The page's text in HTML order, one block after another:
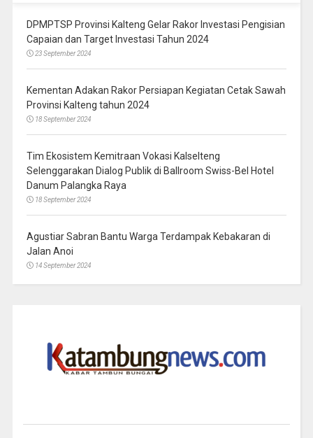
DPMPTSP Provinsi Kalteng Gelar Rakor Investasi Pengisian
Capaian dan Target Investasi Tahun 2024
23 September 2024
Kementan Adakan Rakor Persiapan Kegiatan Cetak Sawah
Provinsi Kalteng tahun 2024
18 September 2024
Tim Ekosistem Kemitraan Vokasi Kalselteng
Selenggarakan Dialog Publik di Ballroom Swiss-Bel Hotel
Danum Palangka Raya
18 September 2024
Agustiar Sabran Bantu Warga Terdampak Kebakaran di
Jalan Anoi
14 September 2024